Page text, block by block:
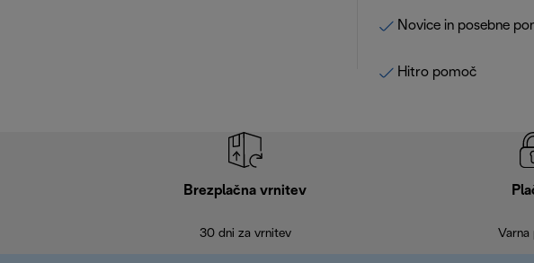
Novice in posebne
Hitro pomoč
Brezplačna vrnitev
30 dni za vrnitev Varna